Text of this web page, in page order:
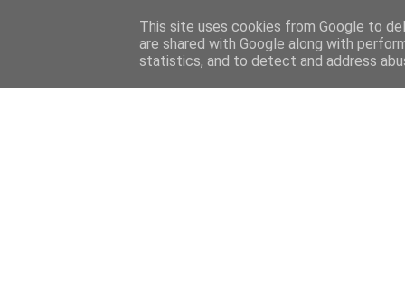
This site uses cookies from Google to
are shared with Google along with
statistics, and to detect and address